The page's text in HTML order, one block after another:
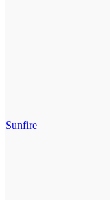
Sunfire